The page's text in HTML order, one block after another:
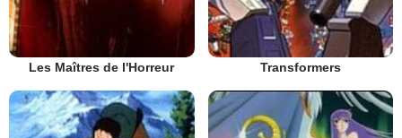
Les Maîtres de l'Horreur Transformers